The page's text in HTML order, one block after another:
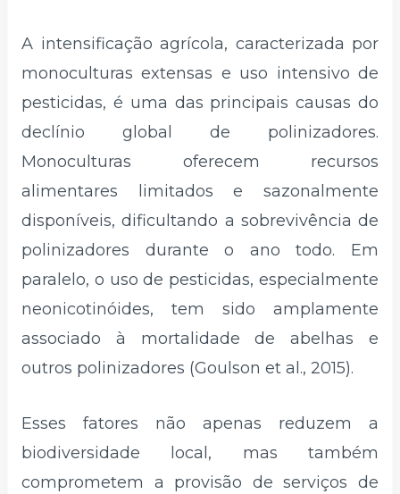
A intensificação agrícola, caracterizada por
monoculturas extensas e uso intensivo de
pesticidas, é uma das principais causas do
declínio global de polinizadores.
Monoculturas oferecem recursos
alimentares limitados e sazonalmente
disponíveis, dificultando a sobrevivência de
polinizadores durante o ano todo. Em
paralelo, o uso de pesticidas, especialmente
neonicotinóides, tem sido amplamente
associado à mortalidade de abelhas e
outros polinizadores (Goulson et al., 2015).
Esses fatores não apenas reduzem a
biodiversidade local, mas também
comprometem a provisão de serviços de